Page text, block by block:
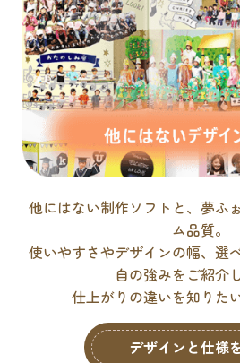
他にはない制作ソフトと、夢ふ
ム品質。
使いやすさやデザインの幅、選
自の強みをご紹介
仕上がりの違いを知りた
デザインと仕様